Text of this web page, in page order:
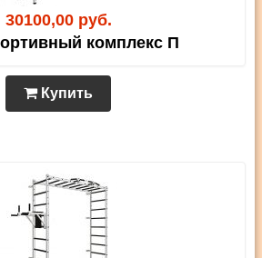
30100,00 руб.
комплекс П
Купить